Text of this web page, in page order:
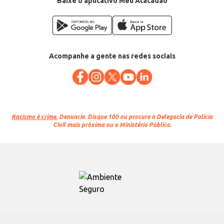
Acompanhe a gente nas redes sociais
Racismo é crime. Denuncie. Disque 100 ou procure a Delegacia de Polícia
Civil mais próxima ou o Ministério Público.